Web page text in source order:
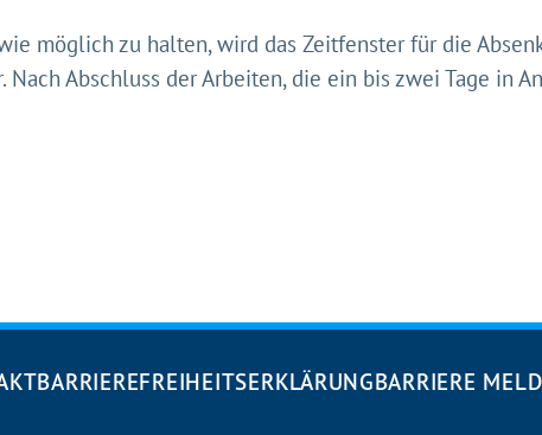
möglich zu halten, wird das Zeitfenster für die
Nach Abschluss der Arbeiten, die ein bis zwei Tage in
BARRIEREFREIHEITS­ERKLÄRUNGBARRIERE